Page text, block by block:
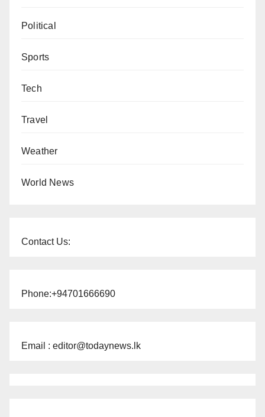
Political
Sports
Tech
Travel
Weather
World News
Contact Us:
Phone:+94701666690
Email : editor@todaynews.lk